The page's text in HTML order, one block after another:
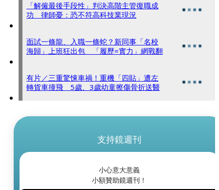
「解僱最後手段性」判決高階主管復職成
功 律師憂：恐不符高科技業現況
面試一條龍、入職一條蛇？新同事「名校
海歸」上班狂出包 「履歷=實力」網戰翻
有片／三重驚悚車禍！重機「四貼」遭左
轉貨車撞飛 5歲、3歲幼童擦傷骨折送醫
支持鏡週刊
小心意大意義
小額贊助鏡週刊！